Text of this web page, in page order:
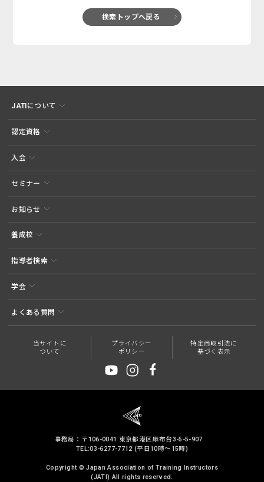
検索トップへ戻る
JATIについて
認定資格
入会
セミナー
お知らせ
養成校
指導者検索
学会
よくある質問
当サイトに
ついて
プライバシー
ポリシー
特定商取引法に
基づく表示
事務局：〒106-0041 東京都港区麻布台3-5-5-907
TEL:03-6277-7712 (平日10時～15時)
Copyright © Japan Association of Training Instructors
(JATI) All rights reserved.